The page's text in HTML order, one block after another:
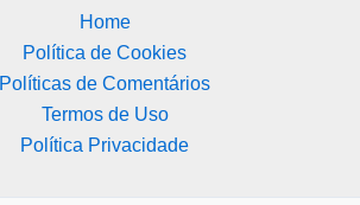
Home
Política de Cookies
Políticas de Comentários
Termos de Uso
Política Privacidade